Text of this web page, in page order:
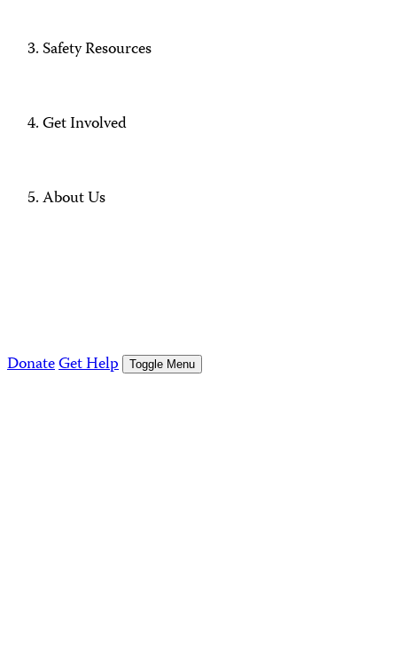
Safety Resources
Get Involved
About Us
DonateGet Help Toggle Menu